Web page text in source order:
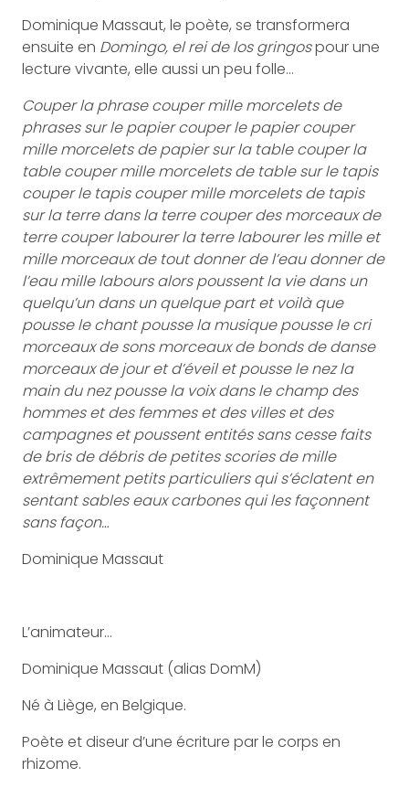
Dominique Massaut, le poète, se transformera
ensuite en Domingo, el rei de los gringospour une
lecture vivante, elle aussi un peu folle…
Couper la phrase couper mille morcelets de
phrases sur le papier couper le papier couper
mille morcelets de papier sur la table couper la
table couper mille morcelets de table sur le tapis
couper le tapis couper mille morcelets de tapis
sur la terre dans la terre couper des morceaux de
terre couper labourer la terre labourer les mille et
mille morceaux de tout donner de l’eau donner de
l’eau mille labours alors poussent la vie dans un
quelqu’un dans un quelque part et voilà que
pousse le chant pousse la musique pousse le cri
morceaux de sons morceaux de bonds de danse
morceaux de jour et d’éveil et pousse le nez la
main du nez pousse la voix dans le champ des
hommes et des femmes et des villes et des
campagnes et poussent entités sans cesse faits
de bris de débris de petites scories de mille
extrêmement petits particuliers qui s’éclatent en
sentant sables eaux carbones qui les façonnent
sans façon…
Dominique Massaut
L’animateur…
Dominique Massaut (alias DomM)
Né à Liège, en Belgique.
Poète et diseur d’une écriture par le corps en
rhizome.